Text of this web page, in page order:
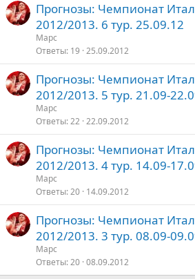
Прогнозы: Чемпионат
2012/2013. 6 тур. 25.09.12
Марс
Ответы 19 25.09.2012
Прогнозы: Чемпионат
2012/2013. 5 тур. 21.09-
Марс
Ответы 22 22.09.2012
Прогнозы: Чемпионат
2012/2013. 4 тур. 14.09-
Марс
Ответы 20 14.09.2012
Прогнозы: Чемпионат
2012/2013. 3 тур. 08.09-
Марс
Ответы 20 08.09.2012